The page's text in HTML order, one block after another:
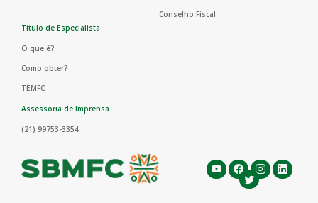
Conselho Fiscal
Título de Especialista
O que é?
Como obter?
TEMFC
Assessoria de Imprensa
(21) 99753-3354